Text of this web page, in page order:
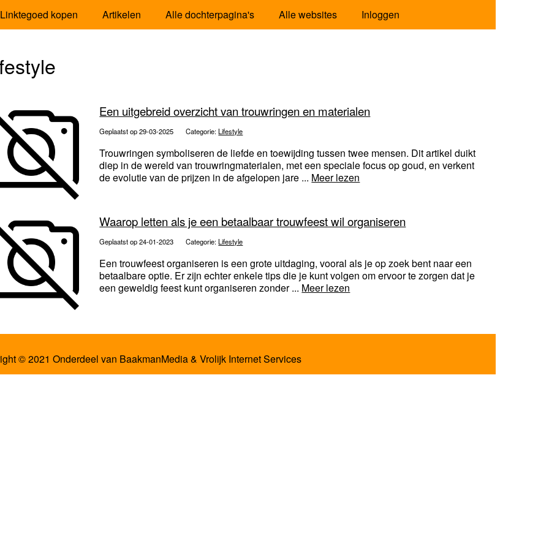
Linktegoed kopen Artikelen Alle dochterpagina's Alle websites Inloggen
Een uitgebreid overzicht van trouwringen en materialen
Geplaatst op 29-03-2025 Categorie:Lifestyle
Trouwringen symboliseren de liefde en toewijding tussen twee mensen. Dit artikel duikt
diep in de wereld van trouwringmaterialen, met een speciale focus op goud, en verkent
de evolutie van de prijzen in de afgelopen jare ... Meer lezen
Waarop letten als je een betaalbaar trouwfeest wil organiseren
Geplaatst op 24-01-2023 Categorie:Lifestyle
Een trouwfeest organiseren is een grote uitdaging, vooral als je op zoek bent naar een
betaalbare optie. Er zijn echter enkele tips die je kunt volgen om ervoor te zorgen dat je
een geweldig feest kunt organiseren zonder ... Meer lezen
© 2021 Onderdeel van BaakmanMedia& Vrolijk Internet Services